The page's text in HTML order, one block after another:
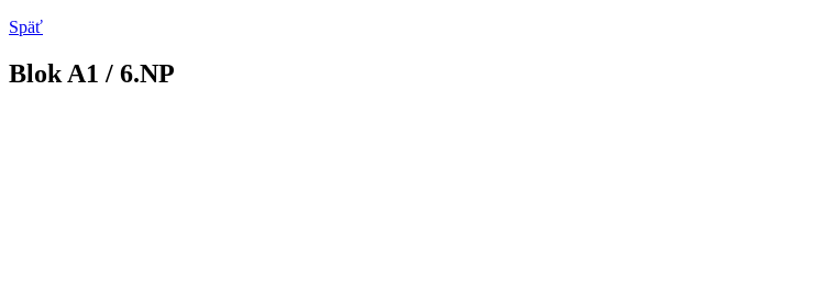
Späť
Blok A1 / 6.NP